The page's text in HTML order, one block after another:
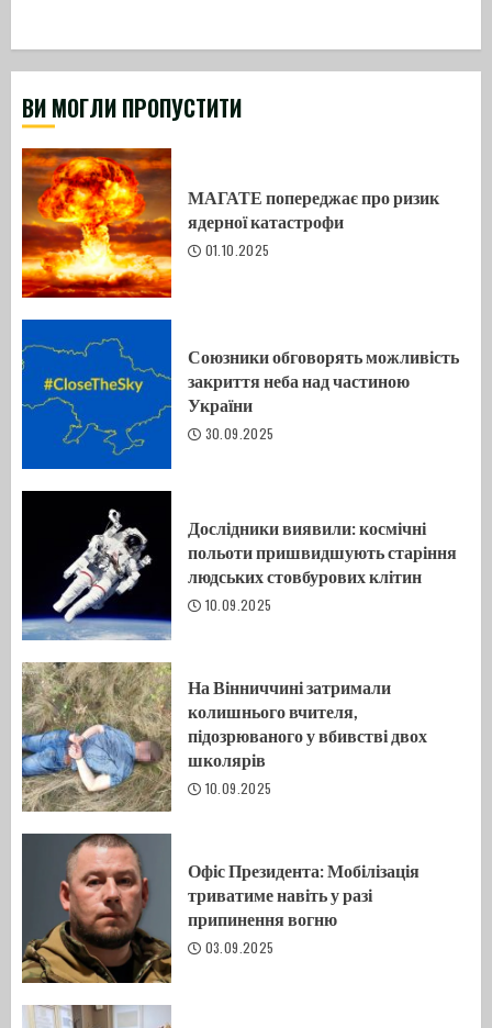
ВИ МОГЛИ ПРОПУСТИТИ
МАГАТЕ попереджає про ризик
ядерної катастрофи
01.10.2025
Союзники обговорять можливість
закриття неба над частиною
України
30.09.2025
Дослідники виявили: космічні
польоти пришвидшують старіння
людських стовбурових клітин
10.09.2025
На Вінниччині затримали
колишнього вчителя,
підозрюваного у вбивстві двох
школярів
10.09.2025
Офіс Президента: Мобілізація
триватиме навіть у разі
припинення вогню
03.09.2025